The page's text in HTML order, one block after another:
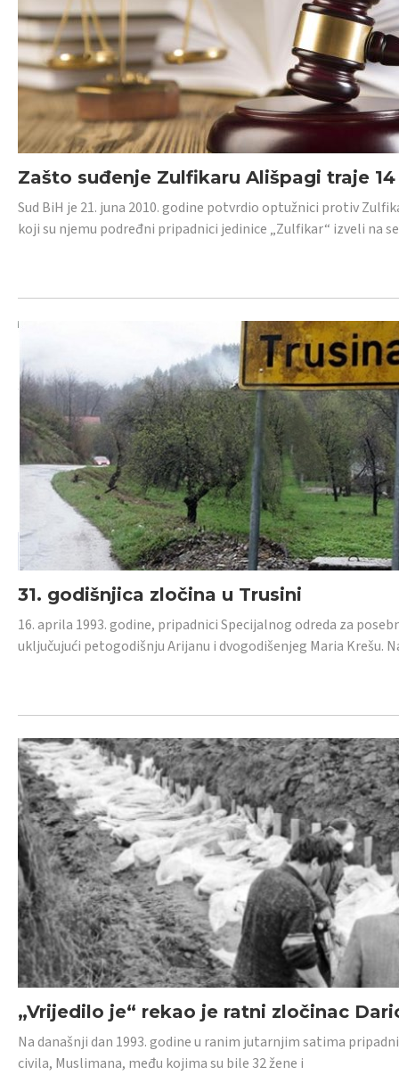
Zašto suđenje Zulfikaru Ališpagi traje
Sud BiH je 21. juna 2010. godine potvrdio optužnici protiv
koji su njemu podređni pripadnici jedinice „Zulfikar“ izveli na
31. godišnjica zločina u Trusini
16. aprila 1993. godine, pripadnici Specijalnog odreda za
uključujući petogodišnju Arijanu i dvogodišenjeg Maria Krešu.
„Vrijedilo je“ rekao je ratni zločinac
Na današnji dan 1993. godine u ranim jutarnjim satima
civila, Muslimana, među kojima su bile 32 žene i